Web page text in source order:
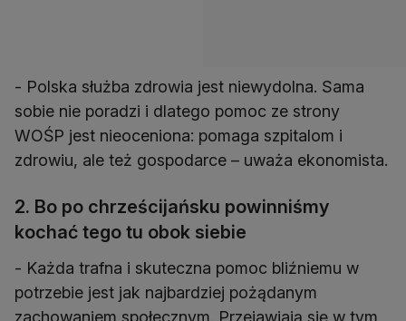
- Polska służba zdrowia jest niewydolna. Sama
sobie nie poradzi i dlatego pomoc ze strony
WOŚP jest nieoceniona: pomaga szpitalom i
zdrowiu, ale też gospodarce – uważa ekonomista.
2. Bo po chrześcijańsku powinniśmy
kochać tego tu obok siebie
- Każda trafna i skuteczna pomoc bliźniemu w
potrzebie jest jak najbardziej pożądanym
zachowaniem społecznym. Przejawiają się w tym